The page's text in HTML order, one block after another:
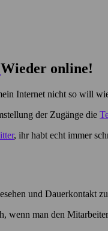
Wieder online!
Internet nicht so will
der Zugänge die
, ihr habt echt immer
und Dauerkontakt
wenn man den